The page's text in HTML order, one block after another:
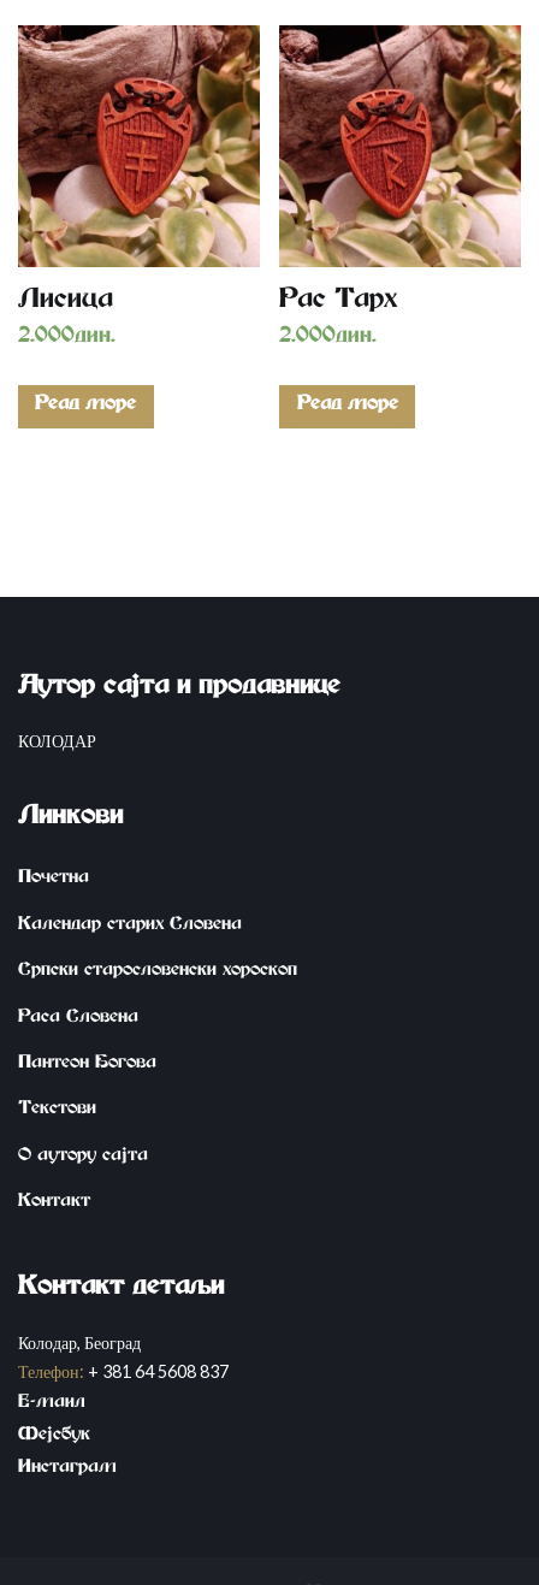
Lisica
2.000дин.
Read more
Ras Tarh
2.000дин.
Read more
Аутор сајта и продавнице
КОЛОДАР
Линкови
Почетна
Календар старих Словена
Српски старословенски хороскоп
Раса Словена
Пантеон Богова
Tekstovi
О аутору сајта
Контакт
Kontakt detaqi
Колодар, Београд
Телефон: + 381 64 5608 837
E-mail
Fejsbuk
Instagram